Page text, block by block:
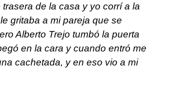
de la casa y yo corrí a la
gritaba a mi pareja que se
Alberto Trejo tumbó la puerta
en la cara y cuando entró me
cachetada, y en eso vio a mi